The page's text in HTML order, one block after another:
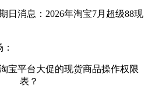
消息：2026年淘宝7月超级88现